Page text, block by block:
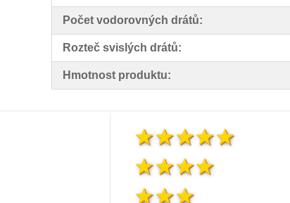
Počet vodorovných drátů:
Rozteč svislých drátů:
Hmotnost produktu: